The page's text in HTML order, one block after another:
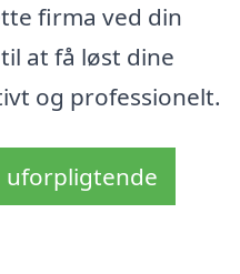
firma ved din
at få løst dine
og professionelt.
uforpligtende